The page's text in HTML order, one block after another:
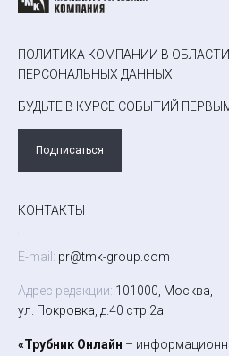
ПОЛИТИКА КОМПАНИИ В
ПЕРСОНАЛЬНЫХ ДАННЫХ
БУДЬТЕ В КУРСЕ СОБЫТИЙ
Подписаться
КОНТАКТЫ
E-mail: pr@tmk-group.com
Адрес редакции: 101000, Москва,
ул. Покровка, д.40 стр.2а
«Трубник Онлайн –